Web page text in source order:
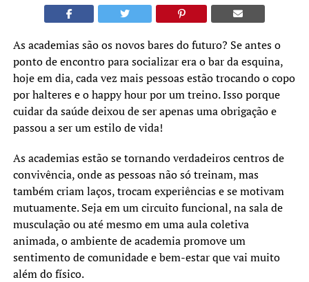
As academias são os novos bares do futuro? Se antes o
ponto de encontro para socializar era o bar da esquina,
hoje em dia, cada vez mais pessoas estão trocando o copo
por halteres e o happy hour por um treino. Isso porque
cuidar da saúde deixou de ser apenas uma obrigação e
passou a ser um estilo de vida!
As academias estão se tornando verdadeiros centros de
convivência, onde as pessoas não só treinam, mas
também criam laços, trocam experiências e se motivam
mutuamente. Seja em um circuito funcional, na sala de
musculação ou até mesmo em uma aula coletiva
animada, o ambiente de academia promove um
sentimento de comunidade e bem-estar que vai muito
além do físico.